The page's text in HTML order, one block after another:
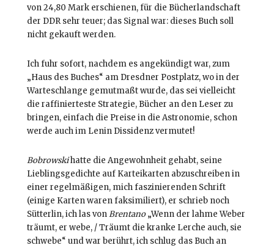
von 24,80 Mark erschienen, für die Bücherlandschaft
der DDR sehr teuer; das Signal war: dieses Buch soll
nicht gekauft werden.
Ich fuhr sofort, nachdem es angekündigt war, zum
„Haus des Buches“ am Dresdner Postplatz, wo in der
Warteschlange gemutmaßt wurde, das sei vielleicht
die raffinierteste Strategie, Bücher an den Leser zu
bringen, einfach die Preise in die Astronomie, schon
werde auch im Lenin Dissidenz vermutet!
Bobrowskihatte die Angewohnheit gehabt, seine
Lieblingsgedichte auf Karteikarten abzuschreiben in
einer regelmäßigen, mich faszinierenden Schrift
(einige Karten waren faksimiliert), er schrieb noch
Sütterlin, ich las vonBrentano„Wenn der lahme Weber
träumt, er webe, / Träumt die kranke Lerche auch, sie
schwebe“ und war berührt, ich schlug das Buch an